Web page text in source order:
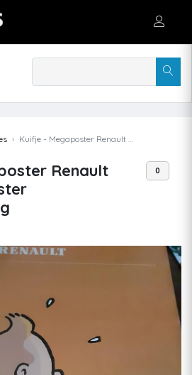
Kuifje - Megaposter Renault plus extra poster tentoonstelling
Renault
0